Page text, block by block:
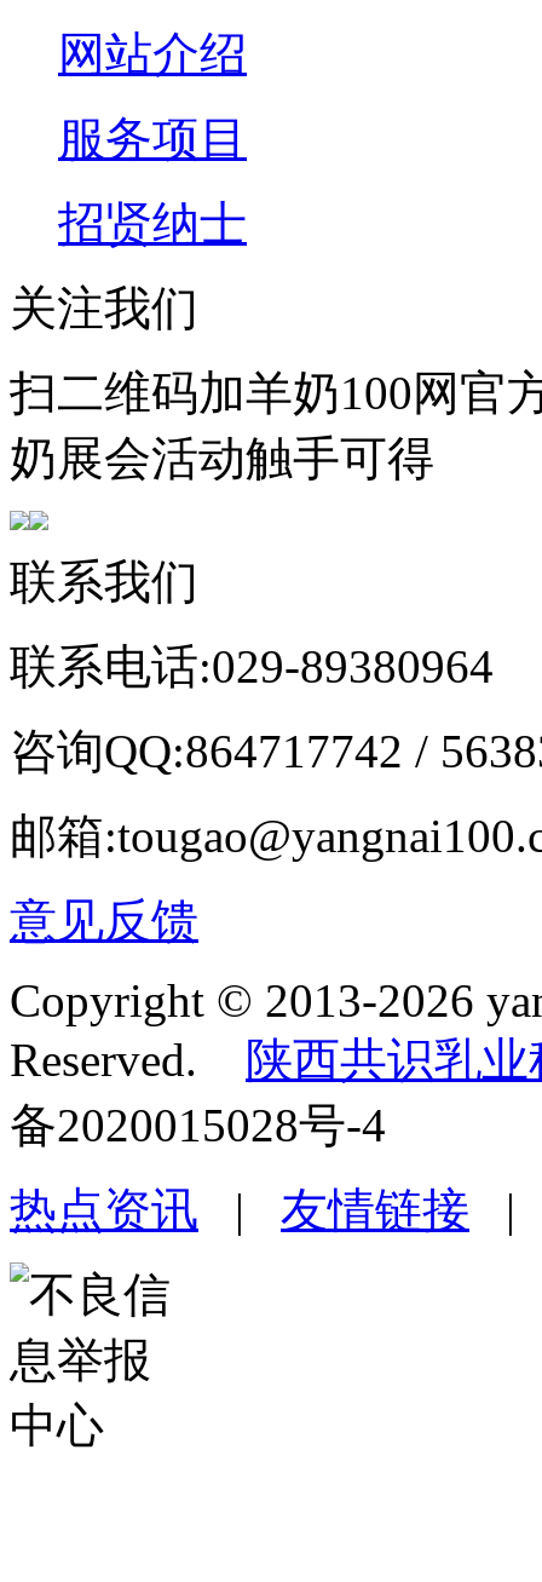
网站介绍
服务项目
招贤纳士
关注我们
扫二维码加羊奶100网官
奶展会活动触手可得
联系我们
联系电话:029-89380964
咨询QQ:864717742 /
邮箱
意见反馈
Copyright © 2013-2026
Reserved. 陕西共识乳
备2020015028号-4
热点资讯 | 友情链接